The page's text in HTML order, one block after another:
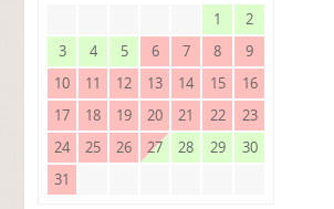
1
2
3
4 5 6 7 8
9
10
11 12 13 14 15
16
17
18 19 20 21 22
23
24
25 26 27 28 29
30
31